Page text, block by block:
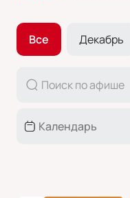
Все Декабрь